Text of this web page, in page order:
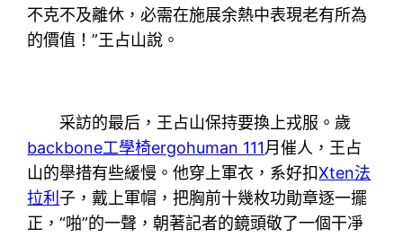
不克不及離休，必需在施展余熱中表現老有所為
的價值！”王占山說。
采訪的最后，王占山保持要換上戎服。歲
backbone工學椅ergohuman 111月催人，王占
山的舉措有些緩慢。他穿上軍衣，系好扣Xten法
拉利 子，戴上軍帽，把胸前十幾枚功勛章逐一擺
正，“啪”的一聲，朝著記者的鏡頭敬了一個干凈